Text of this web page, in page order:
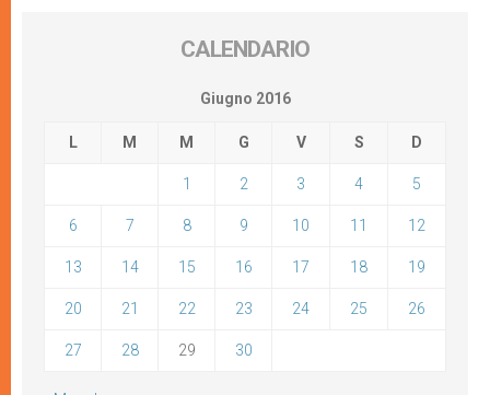
CALENDARIO
Giugno 2016
L M M G V S D
1 2 3 4 5
6 7 8 9 10 11 12
13 14 15 16 17 18 19
20 21 22 23 24 25 26
27 28 29 30